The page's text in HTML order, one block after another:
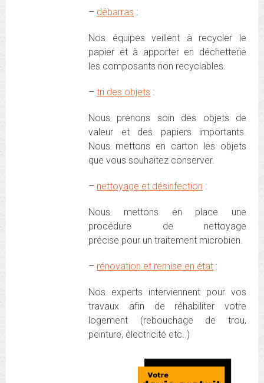
– débarras :
Nos équipes veillent à recycler le
papier et à apporter en déchetterie
les composants non recyclables.
– tri des objets :
Nous prenons soin des objets de
valeur et des papiers importants.
Nous mettons en carton les objets
que vous souhaitez conserver.
– nettoyage et désinfection :
Nous mettons en place une
procédure de nettoyage
précise pour un traitement microbien.
– rénovation et remise en état :
Nos experts interviennent pour vos
travaux afin de réhabiliter votre
logement (rebouchage de trou,
peinture, électricité etc..)